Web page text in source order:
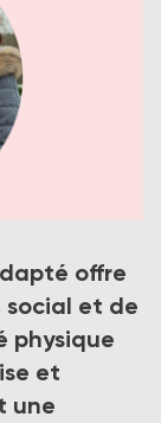
social.
de
se
inscrit cette
»,
offre
social et de
physique
et
une